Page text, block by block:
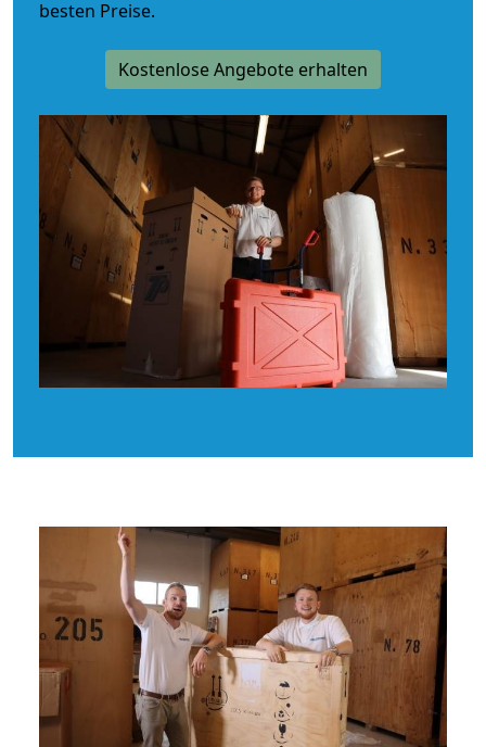
besten Preise.
Kostenlose Angebote erhalten